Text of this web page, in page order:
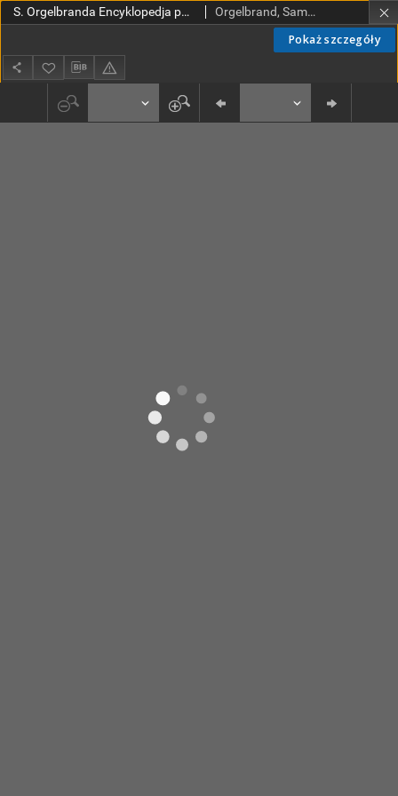
Pokaż szczegóły
S. Orgelbranda Encyklopedja powszechna z ilustracjami i mapami. T. 14 Orgelbrand, Samuel (1810-1868). Wyd.